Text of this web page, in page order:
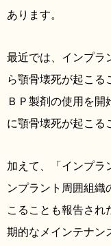
あります。
最近では、インプラ
ら顎骨壊死が起こる
ＢＰ製剤の使用を
に顎骨壊死が起こる
加えて、「インプラ
ンプラント周囲組織
こることも報告され
期的なメインテナン